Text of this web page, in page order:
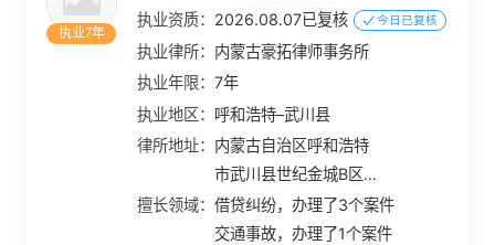
执业7年
执业资质： 2026.08.07已复核 今日已复核
执业律所： 内蒙古豪拓律师事务所
执业年限：7年
执业地区： 呼和浩特–武川县
律所地址： 内蒙古自治区呼和浩特
市武川县世纪金城B区
120号
擅长领域：借贷纠纷，办理了3个案件
交通事故，办理了1个案件